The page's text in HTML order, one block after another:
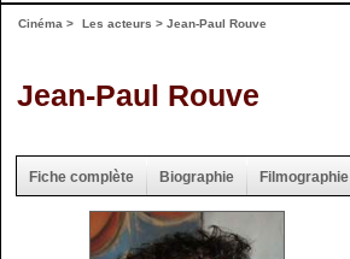
Cinéma > Les acteurs > Jean-Paul Rouve
Jean-Paul Rouve
Fiche complète Biographie Filmographie